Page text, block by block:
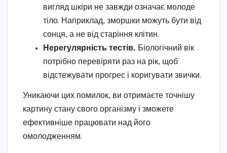
вигляд шкіри не завжди означає молоде
тіло. Наприклад, зморшки можуть бути від
сонця, а не від старіння клітин.
Нерегулярність тестів. Біологічний вік
потрібно перевіряти раз на рік, щоб
відстежувати прогрес і коригувати звички.
Уникаючи цих помилок, ви отримаєте точнішу
картину стану свого організму і зможете
ефективніше працювати над його
омолодженням.